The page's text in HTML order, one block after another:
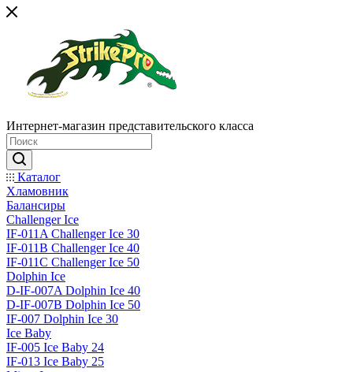
Интернет-магазин представительского класса
Каталог
Хламовник
Балансиры
Challenger Ice
IF-011A Challenger Ice 30
IF-011B Challenger Ice 40
IF-011C Challenger Ice 50
Dolphin Ice
D-IF-007A Dolphin Ice 40
D-IF-007B Dolphin Ice 50
IF-007 Dolphin Ice 30
Ice Baby
IF-005 Ice Baby 24
IF-013 Ice Baby 25